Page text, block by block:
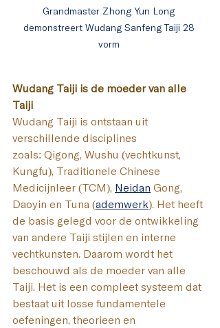
Grandmaster Zhong Yun Long
demonstreert Wudang Sanfeng Taiji 28
vorm
Wudang Taiji is de moeder van alle
Taiji
Wudang Taiji is ontstaan uit
verschillende disciplines
zoals: Qigong, Wushu (vechtkunst,
Kungfu), Traditionele Chinese
Medicijnleer (TCM), Neidan Gong,
Daoyin en Tuna (ademwerk). Het heeft
de basis gelegd voor de ontwikkeling
van andere Taiji stijlen en interne
vechtkunsten. Daarom wordt het
beschouwd als de moeder van alle
Taiji. Het is een compleet systeem dat
bestaat uit losse fundamentele
oefeningen, theorieën en